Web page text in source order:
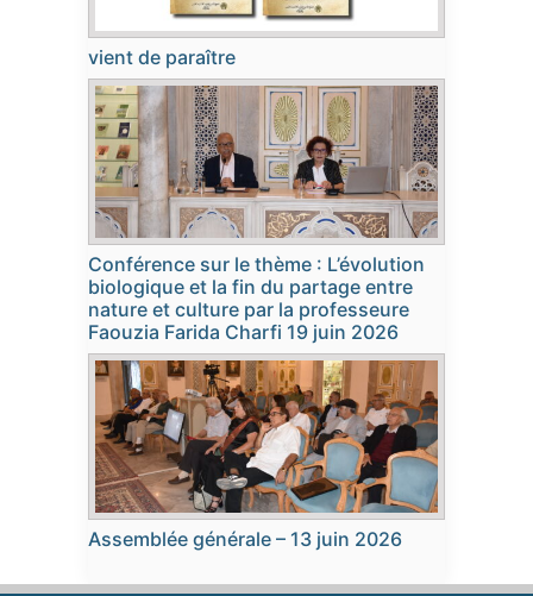
vient de paraître
Conférence sur le thème : L’évolution
biologique et la fin du partage entre
nature et culture par la professeure
Faouzia Farida Charfi 19 juin 2026
Assemblée générale – 13 juin 2026